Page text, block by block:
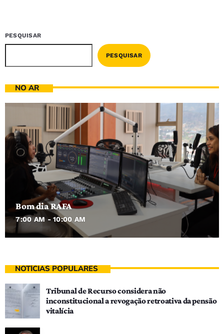
PESQUISAR
PESQUISAR
NO AR
Bom dia RAFA
7:00 AM - 10:00 AM
NOTÍCIAS POPULARES
Tribunal de Recurso considera não
inconstitucional a revogação retroativa da pensão
vitalícia